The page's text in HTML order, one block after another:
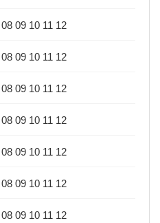
08 09 10 11 12
08 09 10 11 12
08 09 10 11 12
08 09 10 11 12
08 09 10 11 12
08 09 10 11 12
08 09 10 11 12